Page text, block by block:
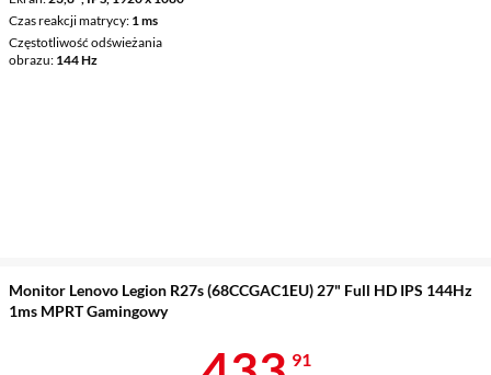
Czas reakcji matrycy 1 ms
Częstotliwość odświeżania
obrazu 144 Hz
Monitor Lenovo Legion R27s (68CCGAC1EU) 27" Full HD IPS 144Hz
1ms MPRT Gamingowy
91